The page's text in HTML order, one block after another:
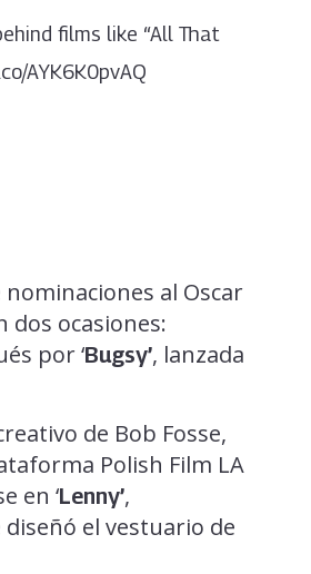
films like “All That
AYK6K0pvAQ
al Oscar
dos ocasiones:
por ‘Bugsy’, lanzada
de Bob Fosse,
Polish Film LA
en ‘Lenny’,
el vestuario de